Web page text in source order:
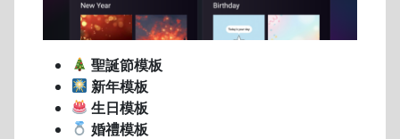
聖誕節模板
新年模板
生日模板
婚禮模板